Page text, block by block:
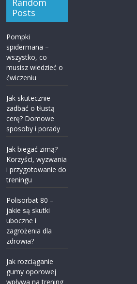
Posts
Pompki
spidermana –
wszystko, co
musisz wiedzieć o
ćwiczeniu
Jak skutecznie
zadbać o tłustą
cerę? Domowe
sposoby i porady
Jak biegać zimą?
Korzyści, wyzwania
i przygotowanie do
treningu
Polisorbat 80 –
jakie są skutki
uboczne i
zagrożenia dla
zdrowia?
Jak rozciąganie
gumy oporowej
wpływa na trening